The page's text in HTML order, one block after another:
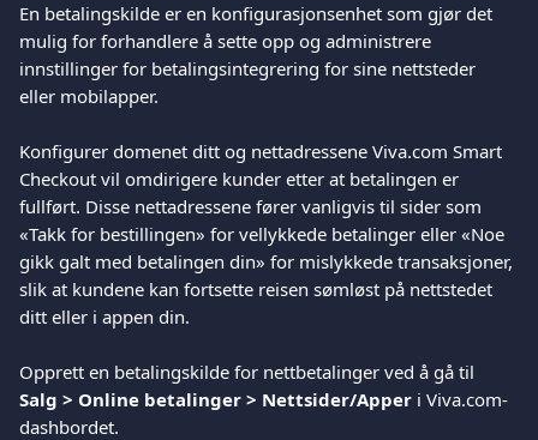
En betalingskilde er en konfigurasjonsenhet som gjør det
mulig for forhandlere å sette opp og administrere
innstillinger for betalingsintegrering for sine nettsteder
eller mobilapper.
Konfigurer domenet ditt og nettadressene Viva.com Smart
Checkout vil omdirigere kunder etter at betalingen er
fullført. Disse nettadressene fører vanligvis til sider som
«Takk for bestillingen» for vellykkede betalinger eller «Noe
gikk galt med betalingen din» for mislykkede transaksjoner,
slik at kundene kan fortsette reisen sømløst på nettstedet
ditt eller i appen din.
Opprett en betalingskilde for nettbetalinger ved å gå til
Salg > Online betalinger > Nettsider/Apper i Viva.com-
dashbordet.